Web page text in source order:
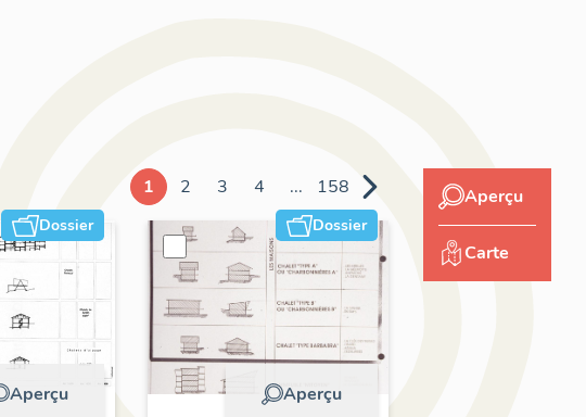
1 2 3 4 ... 158
Dossier
Aperçu
Dossier
Aperçu
Aperçu
Carte